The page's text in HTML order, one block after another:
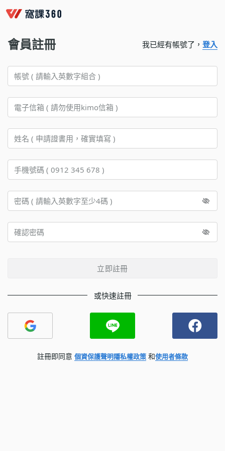
會員註冊 我已經有帳號了， 登入
立即註冊
或快速註冊
註冊即同意 個資保護聲明隱私權政策 和使用者條款